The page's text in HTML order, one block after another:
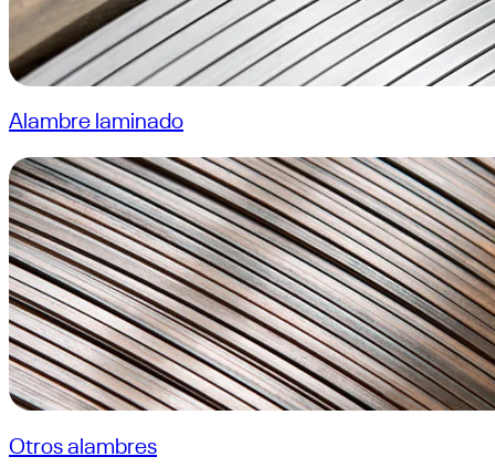
Alambre laminado
Otros alambres